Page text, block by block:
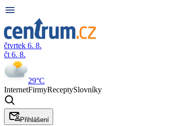
čtvrtek 6. 8.
čt 6. 8.
29°C
InternetFirmyReceptySlovníky
Přihlášení